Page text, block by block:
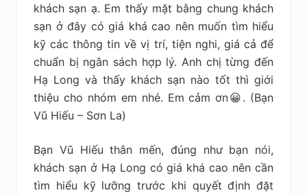
kiệm
khách sạn ạ. Em thấy mặt bằng chung khách
sạn ở đây có giá khá cao nên muốn tìm hiểu
kỹ các thông tin về vị trí, tiện nghi, giá cả để
chuẩn bị ngân sách hợp lý. Anh chị từng đến
Hạ Long và thấy khách sạn nào tốt thì giới
thiệu cho nhóm em nhé. Em cảm ơn😀. (Bạn
Vũ Hiếu – Sơn La)
Bạn Vũ Hiếu thân mến, đúng như bạn nói,
khách sạn ở Hạ Long có giá khá cao nên cần
tìm hiểu kỹ lưỡng trước khi quyết định đặt